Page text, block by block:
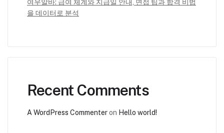
여우알바: 급여 체계와 지급일 안내, 면접 팁과 합격 비법
을 데이터로 분석
Recent Comments
A WordPress Commenteron Hello world!